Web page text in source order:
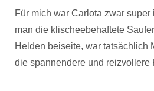
Für mich war Carlota zwar
man die klischeebehaftete
Helden beiseite, war tatsächlich
die spannendere und reizvollere